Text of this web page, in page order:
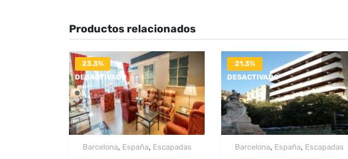
Productos relacionados
23.3%
DESACTIVADO
Barcelona, España, Escapadas
21.3%
DESACTIVADO
Barcelona, España, Escapadas